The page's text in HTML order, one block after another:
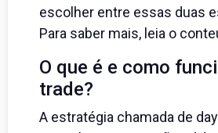
escolher entre essas duas
Para saber mais, leia o
O que é e como
trade?
A estratégia chamada de